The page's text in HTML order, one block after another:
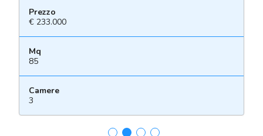
Prezzo
€ 233.000
Mq
85
Camere
3